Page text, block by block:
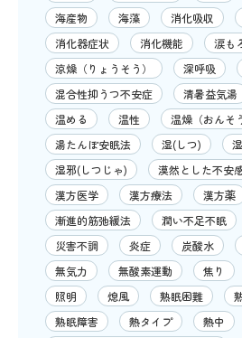
海産物
海藻 消化吸収
消化器症状
消化機能
涙も
涼燥（りょうそう）
深呼吸
混合性抑うつ不安症
清暑益気湯
温める
温性 温燥（おんそ
湯たんぽ安眠法
湿(しつ)
湿邪(しつじゃ)
漠然とした不安
漢方医学
漢方療法
漢方薬
漸進的筋弛緩法
潤い不足不眠
災害不調
炎症 炭酸水
無気力
無酸素運動 焦り
照明
熄風 熟眠困難
熟眠障害
熱タイプ 熱中